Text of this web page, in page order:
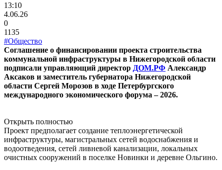
13:10
4.06.26
0
1135
#Общество
Соглашение о финансировании проекта строительства
коммунальной инфраструктуры в Нижегородской области
подписали управляющий директор ДОМ.РФ Александр
Аксаков и заместитель губернатора Нижегородской
области Сергей Морозов в ходе Петербургского
международного экономического форума – 2026.
Открыть полностью
Проект предполагает создание теплоэнергетической
инфраструктуры, магистральных сетей водоснабжения и
водоотведения, сетей ливневой канализации, локальных
очистных сооружений в поселке Новинки и деревне Ольгино.